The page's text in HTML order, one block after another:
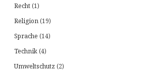
Recht(1)
Religion(19)
Sprache (14)
Technik(4)
Umweltschutz (2)